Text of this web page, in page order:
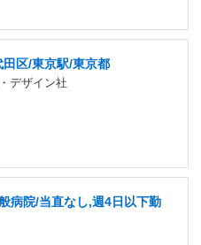
区/東京駅/東京都
デザイン社
病院/当直なし,週4日以下勤